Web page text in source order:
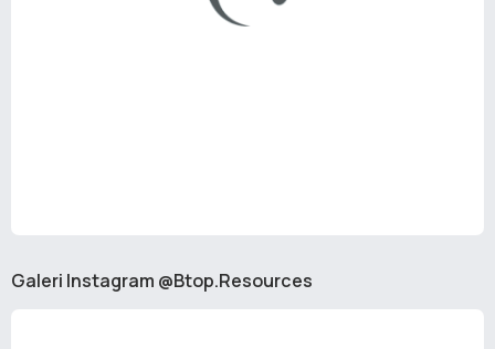
Galeri Instagram @Btop.Resources